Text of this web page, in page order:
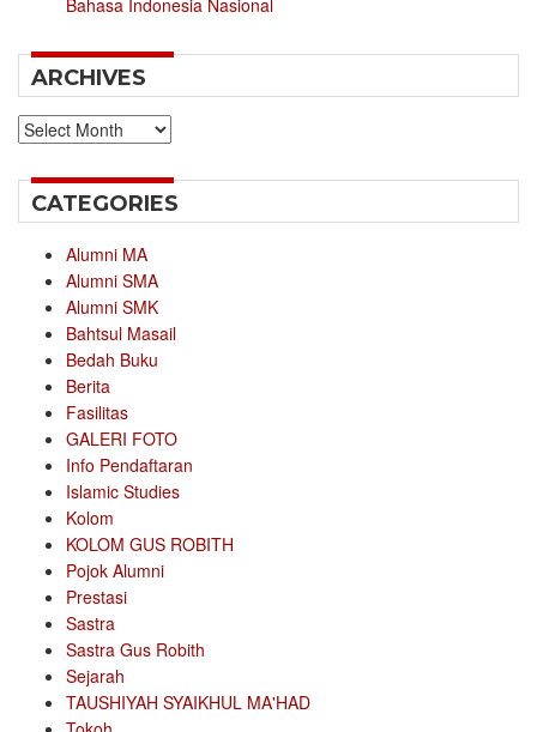
ARCHIVES
Archives
CATEGORIES
Alumni MA
Alumni SMA
Alumni SMK
Bahtsul Masail
Bedah Buku
Berita
Fasilitas
GALERI FOTO
Info Pendaftaran
Islamic Studies
Kolom
KOLOM GUS ROBITH
Pojok Alumni
Prestasi
Sastra
Sastra Gus Robith
Sejarah
TAUSHIYAH SYAIKHUL MA'HAD